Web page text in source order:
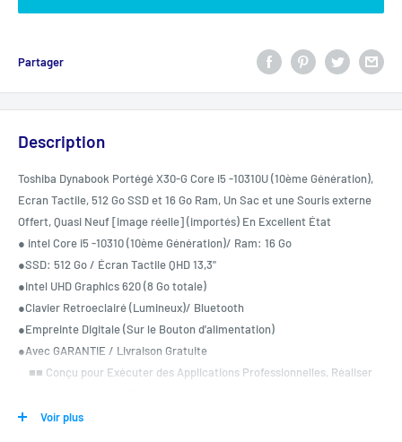
Partager
Description
Toshiba Dynabook Portégé X30-G Core i5 -10310U (10ème Génération),
Ecran Tactile, 512 Go SSD et 16 Go Ram, Un Sac et une Souris externe
Offert, Quasi Neuf [image réelle] (importés) En Excellent État
● intel Core i5 -10310 (10ème Génération)/ Ram: 16 Go
●SSD: 512 Go / Écran Tactile QHD 13,3"
●intel UHD Graphics 620 (8 Go totale)
●Clavier Retroeclairé (Lumineux)/ Bluetooth
●Empreinte Digitale (Sur le Bouton d'alimentation)
●Avec GARANTIE / Livraison Gratuite
■■ Conçu pour Exécuter des Applications Professionnelles, Réaliser
graphique
Voir plus